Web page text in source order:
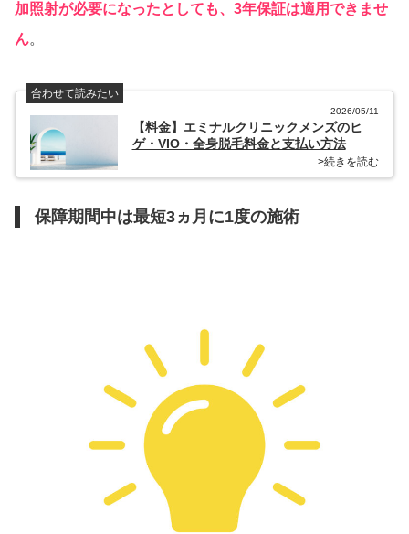
加照射が必要になったとしても、3年保証は適用できませ
ん。
合わせて読みたい
2026/05/11
【料金】エミナルクリニックメンズのヒ
ゲ・VIO・全身脱毛料金と支払い方法
>続きを読む
保障期間中は最短3ヵ月に1度の施術